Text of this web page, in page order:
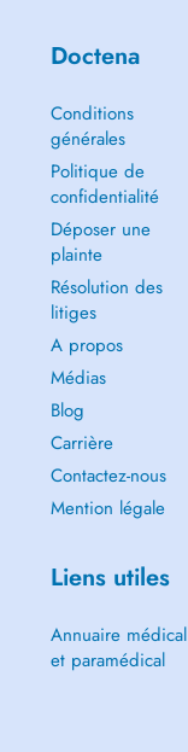
Doctena
Conditions
générales
Politique de
confidentialité
Déposer une
plainte
Résolution des
litiges
A propos
Médias
Blog
Carrière
Contactez-nous
Mention légale
Liens utiles
Annuaire médical
et paramédical